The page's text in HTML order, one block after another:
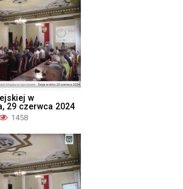
w
29 czerwca 2024
1458